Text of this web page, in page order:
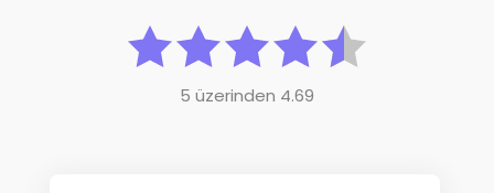
5 üzerinden 4.69